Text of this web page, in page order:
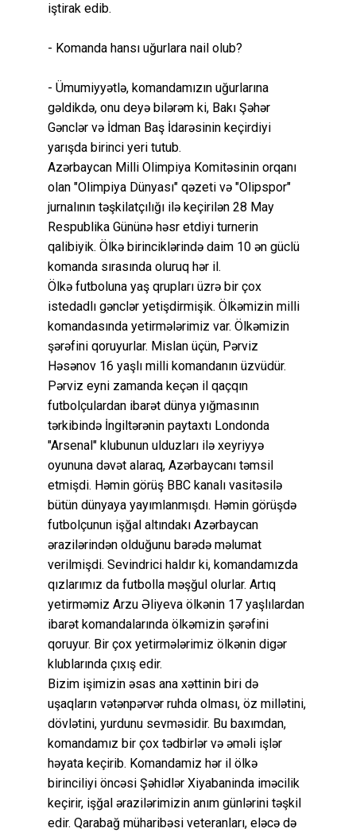
iştirak edib.
- Komanda hansı uğurlara nail olub?
- Ümumiyyətlə, komandamızın uğurlarına
gəldikdə, onu deyə bilərəm ki, Bakı Şəhər
Gənclər və İdman Baş İdarəsinin keçirdiyi
yarışda birinci yeri tutub.
Azərbaycan Milli Olimpiya Komitəsinin orqanı
olan "Olimpiya Dünyası" qəzeti və "Olipspor"
jurnalının təşkilatçılığı ilə keçirilən 28 May
Respublika Gününə həsr etdiyi turnerin
qalibiyik. Ölkə birinciklərində daim 10 ən güclü
komanda sırasında oluruq hər il.
Ölkə futboluna yaş qrupları üzrə bir çox
istedadlı gənclər yetişdirmişik. Ölkəmizin milli
komandasında yetirmələrimiz var. Ölkəmizin
şərəfini qoruyurlar. Mislan üçün, Pərviz
Həsənov 16 yaşlı milli komandanın üzvüdür.
Pərviz eyni zamanda keçən il qaçqın
futbolçulardan ibarət dünya yığmasının
tərkibində İngiltərənin paytaxtı Londonda
"Arsenal" klubunun ulduzları ilə xeyriyyə
oyununa dəvət alaraq, Azərbaycanı təmsil
etmişdi. Həmin görüş BBC kanalı vasitəsilə
bütün dünyaya yayımlanmışdı. Həmin görüşdə
futbolçunun işğal altındakı Azərbaycan
ərazilərindən olduğunu barədə məlumat
verilmişdi. Sevindrici haldır ki, komandamızda
qızlarımız da futbolla məşğul olurlar. Artıq
yetirməmiz Arzu Əliyeva ölkənin 17 yaşlılardan
ibarət komandalarında ölkəmizin şərəfini
qoruyur. Bir çox yetirmələrimiz ölkənin digər
klublarında çıxış edir.
Bizim işimizin əsas ana xəttinin biri də
uşaqların vətənpərvər ruhda olması, öz millətini,
dövlətini, yurdunu sevməsidir. Bu baxımdan,
komandamız bir çox tədbirlər və əməli işlər
həyata keçirib. Komandamiz hər il ölkə
birinciliyi öncəsi Şəhidlər Xiyabaninda iməcilik
keçirir, işğal ərazilərimizin anım günlərini təşkil
edir. Qarabağ müharibəsi veteranları, eləcə də